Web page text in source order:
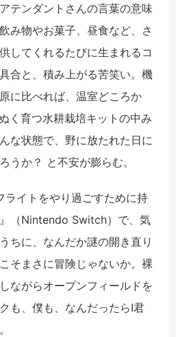
テンダントさんの言葉の意味
み物やお菓子、昼食など、さ
してくれるたびに生まれるコ
合と、積み上がる苦笑い。機
に比べれば、温室どころか
く育つ水耕栽培キットの中み
な状態で、野に放たれた日に
うか？ と不安が膨らむ。
イトをやり過ごすために持
（Nintendo Switch）で、気
ちに、なんだか謎の開き直り
そまさに冒険じゃないか。裸
ながらオープンフィールドを
も、僕も、なんだったらI君